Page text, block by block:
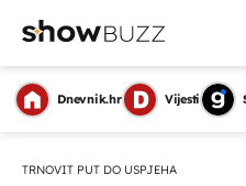
Dnevnik.hr Vijesti
TRNOVIT PUT DO USPJEHA